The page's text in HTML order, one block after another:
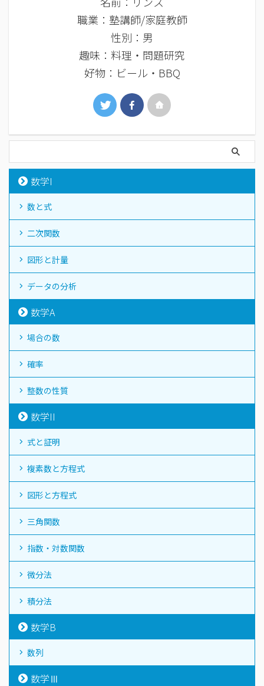
職業：塾講師/家庭教師
性別：男
趣味：料理・問題研究
好物：ビール・BBQ
数学I
数と式
二次関数
図形と計量
データの分析
数学A
場合の数
確率
整数の性質
数学II
式と証明
複素数と方程式
図形と方程式
三角関数
指数・対数関数
微分法
積分法
数学B
数列
数学Ⅲ